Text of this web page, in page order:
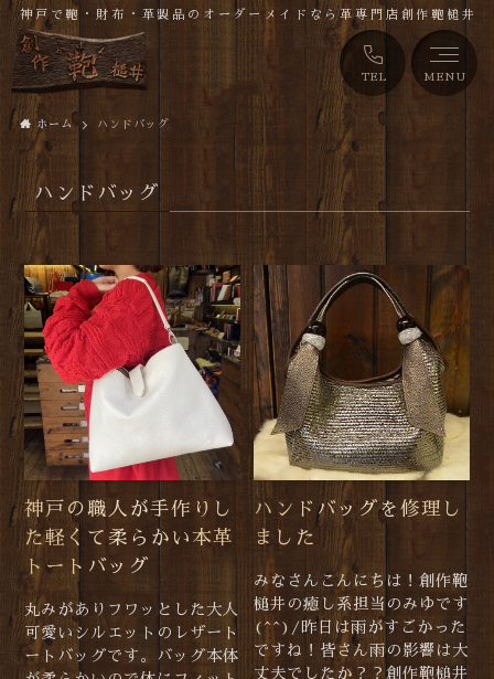
TEL MENU
神戸で鞄・財布・革製品のオーダーメイドなら革専門店創作鞄槌井
ホーム ハンドバッグ
ハンドバッグ
神戸の職人が手作りし
た軽くて柔らかい本革
トートバッグ
丸みがありフワッとした大人
可愛いシルエットのレザート
ートバッグです。バッグ本体
ハンドバッグを修理し
ました
みなさんこんにちは！創作鞄
槌井の癒し系担当のみゆです
(^^)/昨日は雨がすごかった
ですね！皆さん雨の影響は大
丈夫でしたか？？創作鞄槌井